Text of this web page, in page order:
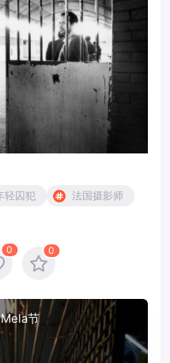
轻囚犯
法国摄影师
0 0
节